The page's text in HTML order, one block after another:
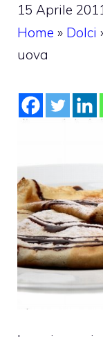
15 Aprile 2011
Home » Dolci
uova